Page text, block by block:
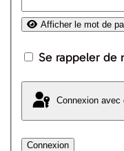
Afficher le mot de
Se rappeler de
Connexion avec
Connexion